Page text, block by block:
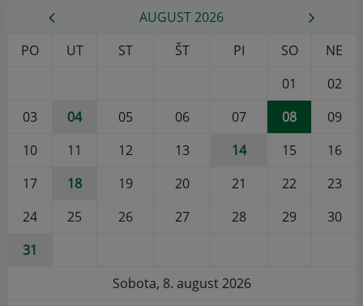
AUGUST 2026
PO
UT ST ŠT PI SO
NE
01
02
03
04 05 06 07 08
09
10
11 12 13 14 15
16
17
18 19 20 21 22
23
24
25 26 27 28 29
30
31
Sobota, 8. august 2026